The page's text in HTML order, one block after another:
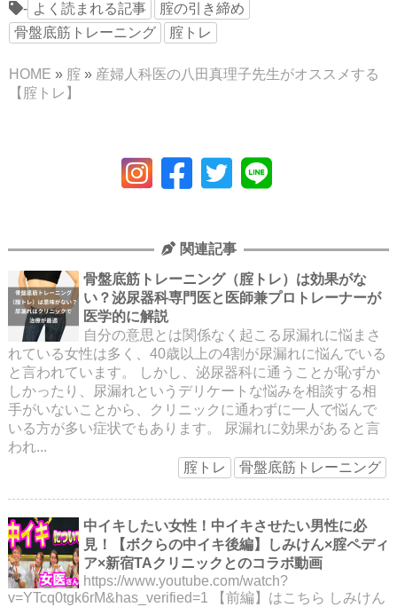
- よく読まれる記事
腟の引き締め
骨盤底筋トレーニング
腟トレ
HOME » 腟 » 産婦人科医の八田真理子先生がオススメする
【腟トレ】
関連記事
骨盤底筋トレーニング（腟トレ）は効果がな
い？泌尿器科専門医と医師兼プロトレーナーが
医学的に解説
自分の意思とは関係なく起こる尿漏れに悩まさ
れている女性は多く、40歳以上の4割が尿漏れに悩んでいる
と言われています。 しかし、泌尿器科に通うことが恥ずか
しかったり、尿漏れというデリケートな悩みを相談する相
手がいないことから、クリニックに通わずに一人で悩んで
いる方が多い症状でもあります。 尿漏れに効果があると言
われ...
腟トレ
骨盤底筋トレーニング
中イキしたい女性！中イキさせたい男性に必
見！【ボクらの中イキ後編】しみけん×腟ペディ
ア×新宿TAクリニックとのコラボ動画
https://www.youtube.com/watch?
v=YTcq0tgk6rM&has_verified=1 【前編】はこちら しみけん